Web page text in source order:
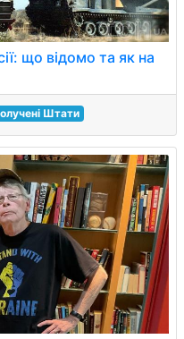
що відомо та як на
Штати